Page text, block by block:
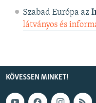
Szabad Európa az
látványos és
KÖVESSEN MINKET!